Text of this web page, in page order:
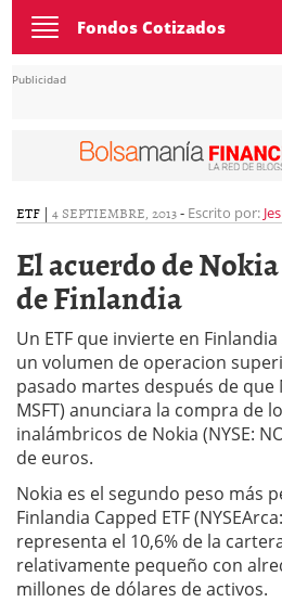
Toggle
navigation
Fondos Cotizados
Publicidad
ETF | 4 SEPTIEMBRE, 2013- Escrito por:
El acuerdo de
de Finlandia
Un ETF que invierte en
un volumen de operacion
pasado martes después de que
MSFT) anunciara la compra de
inalámbricos de Nokia (NYSE:
de euros.
Nokia es el segundo peso más
Finlandia Capped ETF
representa el 10,6% de la
relativamente pequeño con
millones de dólares de activos.